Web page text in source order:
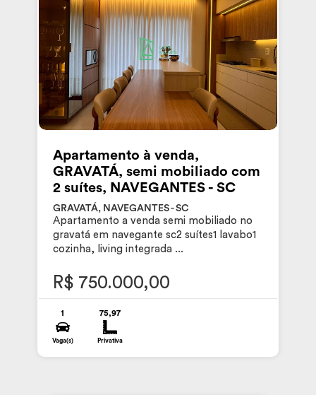
Apartamento à venda,
GRAVATÁ, semi mobiliado com
2 suítes, NAVEGANTES - SC
GRAVATÁ, NAVEGANTES - SC
Apartamento a venda semi mobiliado no
gravatá em navegante sc2 suítes1 lavabo1
cozinha, living integrada ...
R$ 750.000,00
1
Vaga(s)
75,97
Privativa